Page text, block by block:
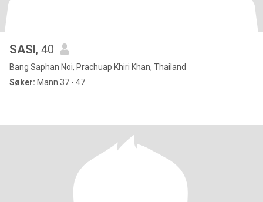
SASI, 40
Bang Saphan Noi, Prachuap Khiri Khan, Thailand
Søker: Mann 37 - 47